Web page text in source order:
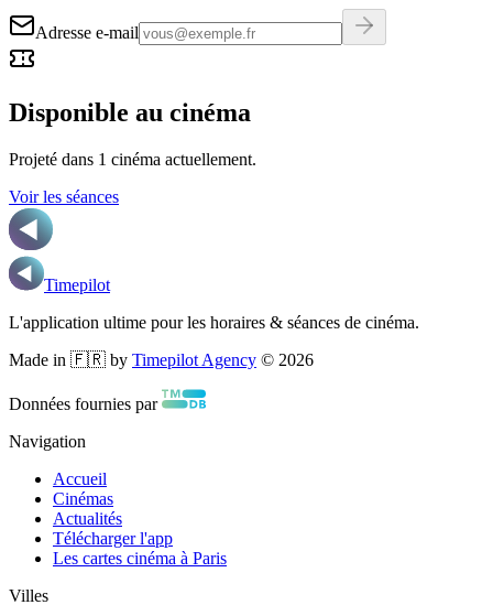
Adresse e-mail
Disponible au cinéma
Projeté dans 1 cinéma actuellement.
Voir les séances
Timepilot
L'application ultime pour les horaires & séances de cinéma.
Made in 🇫🇷 by Timepilot Agency © 2026
Données fournies par
Navigation
Accueil
Cinémas
Actualités
Télécharger l'app
Les cartes cinéma à Paris
Villes